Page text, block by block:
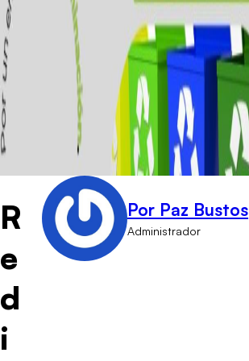
R
e
d
i
Por Paz Bustos
Administrador